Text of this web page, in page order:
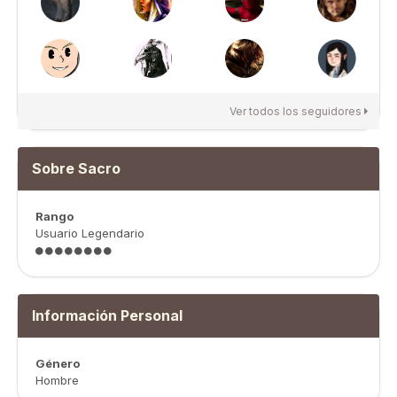
Ver todos los seguidores
Sobre Sacro
Rango
Usuario Legendario
Información Personal
Género
Hombre